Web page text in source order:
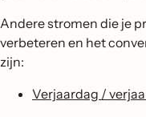
Andere stromen die je
verbeteren en het
zijn:
Verjaardag /